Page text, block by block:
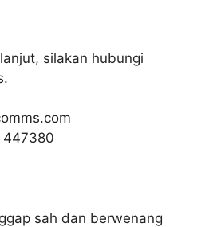
silakan hubungi
447380
sah dan berwenang